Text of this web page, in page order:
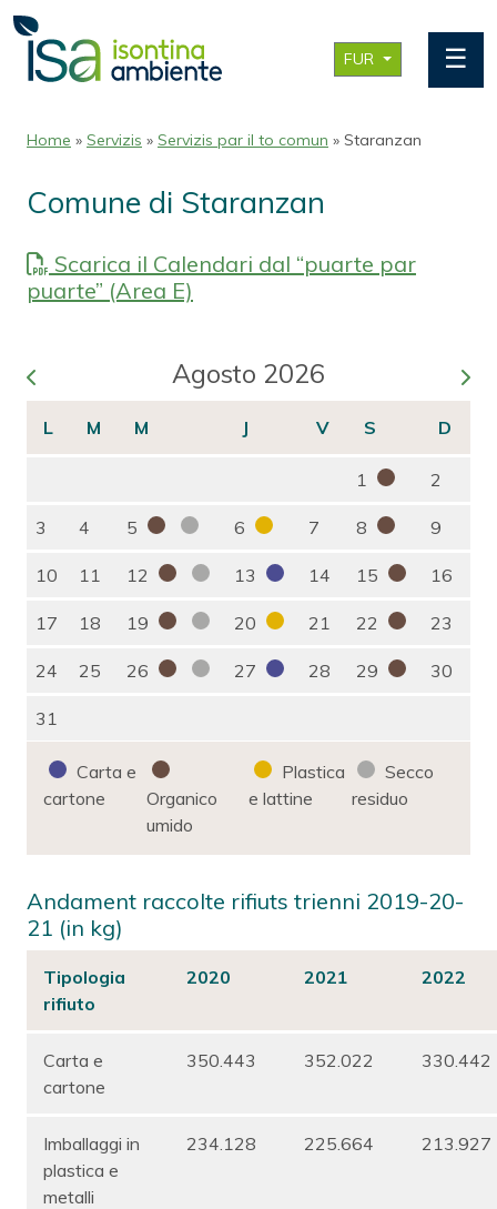
FUR ☰
Home » Servizis » Servizis par il to comun » Staranzan
Comune di Staranzan
Scarica il Calendari dal “puarte par
puarte” (Area E)
Agosto 2026
1 2
3 4 5 6 7 8 9
10 11 12 13 14 15 16
17 18 19 20 21 22 23
24 25 26 27 28 29 30
31
Carta e
cartone
Organico
umido
Plastica
e lattine
Secco
residuo
Andament raccolte rifiuts trienni 2019-20-
21 (in kg)
Tipologia
rifiuto
2020 2021 2022
Carta e
cartone
350.443 352.022 330.442
Imballaggi in
plastica e
metalli
234.128 225.664 213.927